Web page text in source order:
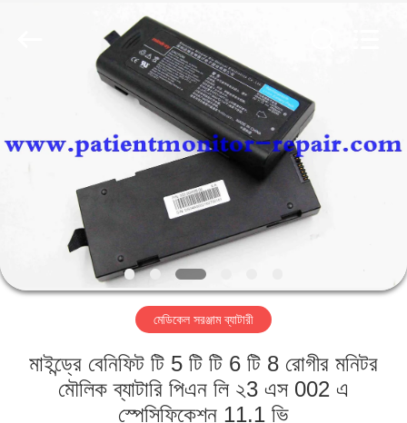
পণ্য
আমাদের
সম্বন্ধে
কারখানা
পরিদর্শন
মেডিকেল সরঞ্জাম ব্যাটারী
মাইন্ড্রে বেনিফিট টি 5 টি টি 6 টি 8 রোগীর মনিটর
মৌলিক ব্যাটারি পিএন লি ২3 এস 002 এ
স্পেসিফিকেশন 11.1 ভি